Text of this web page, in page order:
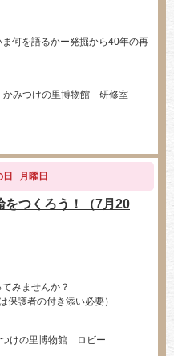
何を語るかー発掘から40年の再
かみつけの里博物館 研修室
月曜日
つくろう！（7月20
みませんか？
保護者の付き添い必要）
けの里博物館 ロビー